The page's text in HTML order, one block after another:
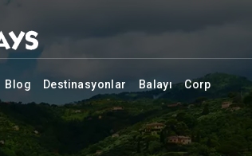
Blog Destinasyonlar Balayı Corp